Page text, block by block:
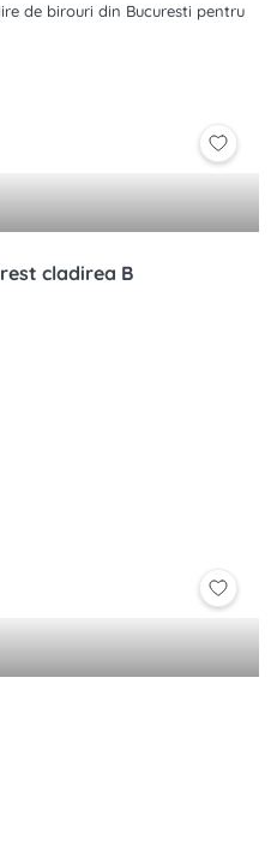
de birouri din Bucuresti pentru
cladirea B